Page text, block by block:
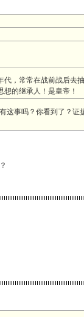
，常常在战前战后去
的继承人！是皇帝！
这事吗？你看到了？证